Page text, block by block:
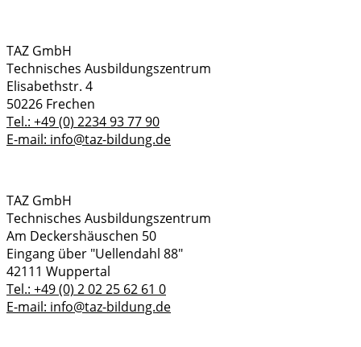
TAZ GmbH
Technisches Ausbildungszentrum
Elisabethstr. 4
50226 Frechen
Tel.: +49 (0) 2234 93 77 90
E-mail: info@taz-bildung.de
TAZ GmbH
Technisches Ausbildungszentrum
Am Deckershäuschen 50
Eingang über "Uellendahl 88"
42111 Wuppertal
Tel.: +49 (0) 2 02 25 62 61 0
E-mail: info@taz-bildung.de